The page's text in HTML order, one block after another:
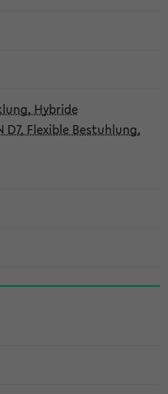
Hybride
Flexible Bestuhlung,